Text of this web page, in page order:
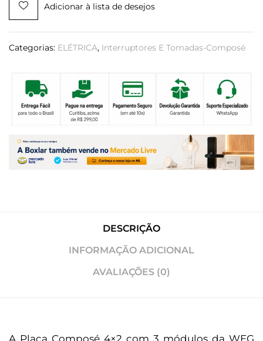
Adicionar à lista de desejos
Categorias: ELÉTRICA, Interruptores E Tomadas-Composé
DESCRIÇÃO
INFORMAÇÃO ADICIONAL
AVALIAÇÕES (0)
A Placa Composé 4×2 com 3 módulos da WEG